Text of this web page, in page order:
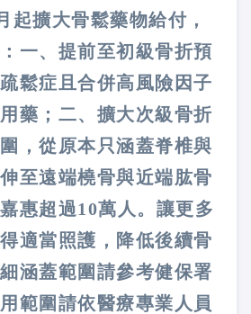
起擴大骨鬆藥物給付，
一、提前至初級骨折預
鬆症且合併高風險因子
藥；二、擴大次級骨折
，從原本只涵蓋脊椎與
至遠端橈骨與近端肱骨
惠超過10萬人。讓更多
適當照護，降低後續骨
涵蓋範圍請參考健保署
範圍請依醫療專業人員